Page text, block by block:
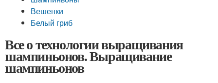
Вешенки
Белый гриб
Все о технологии выращивания
шампиньонов. Выращивание
шампиньонов